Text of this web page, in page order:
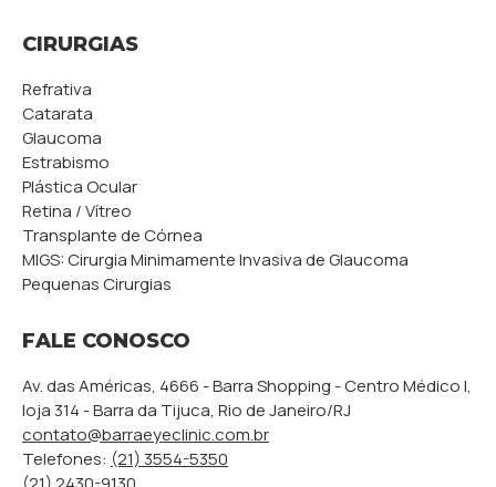
CIRURGIAS
Refrativa
Catarata
Glaucoma
Estrabismo
Plástica Ocular
Retina / Vítreo
Transplante de Córnea
MIGS: Cirurgia Minimamente Invasiva de Glaucoma
Pequenas Cirurgias
FALE CONOSCO
Av. das Américas, 4666 - Barra Shopping - Centro Médico I,
loja 314 - Barra da Tijuca, Rio de Janeiro/RJ
contato@barraeyeclinic.com.br
Telefones: (21) 3554-5350